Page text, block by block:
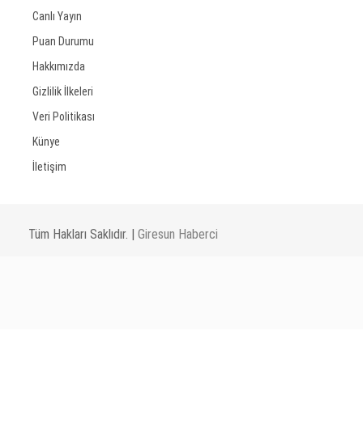
Canlı Yayın
Puan Durumu
Hakkımızda
Gizlilik İlkeleri
Veri Politikası
Künye
İletişim
Tüm Hakları Saklıdır. | Giresun Haberci